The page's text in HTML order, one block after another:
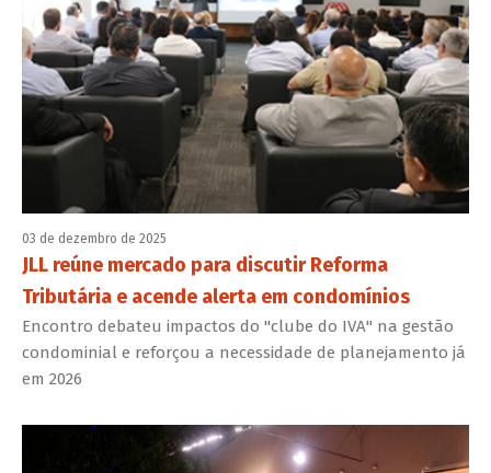
03 de dezembro de 2025
JLL reúne mercado para discutir Reforma
Tributária e acende alerta em condomínios
Encontro debateu impactos do "clube do IVA" na gestão
condominial e reforçou a necessidade de planejamento já
em 2026